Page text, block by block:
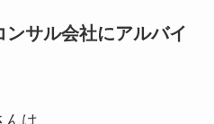
サル会社にアルバイ
は、